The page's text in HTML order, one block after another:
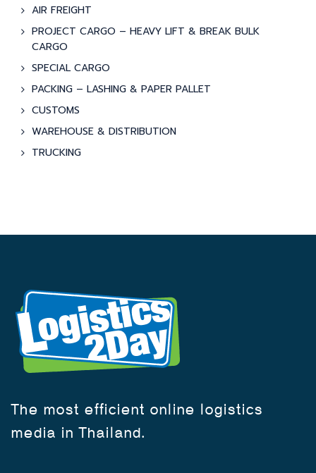
AIR FREIGHT
PROJECT CARGO – HEAVY LIFT & BREAK BULK
CARGO
SPECIAL CARGO
PACKING – LASHING & PAPER PALLET
CUSTOMS
WAREHOUSE & DISTRIBUTION
TRUCKING
The most efficient online logistics
media in Thailand.